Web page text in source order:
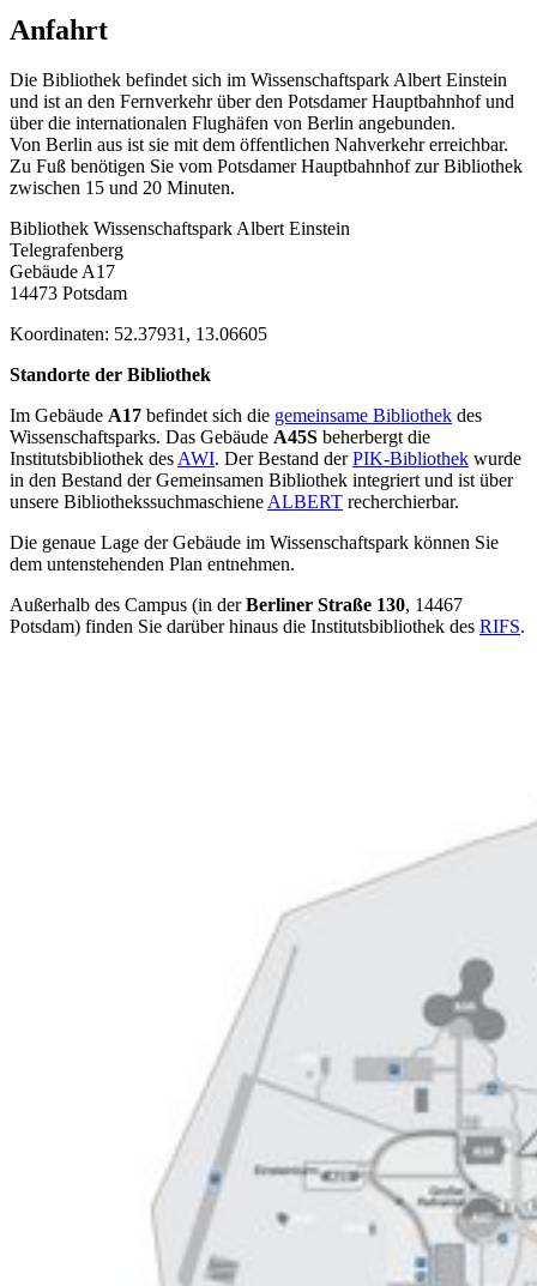
Anfahrt
Die Bibliothek befindet sich im Wissenschaftspark Albert Einstein
und ist an den Fernverkehr über den Potsdamer Hauptbahnhof und
über die internationalen Flughäfen von Berlin angebunden.
Von Berlin aus ist sie mit dem öffentlichen Nahverkehr erreichbar.
Zu Fuß benötigen Sie vom Potsdamer Hauptbahnhof zur Bibliothek
zwischen 15 und 20 Minuten.
Bibliothek Wissenschaftspark Albert Einstein
Telegrafenberg
Gebäude A17
14473 Potsdam
Koordinaten: 52.37931, 13.06605
Standorte der Bibliothek
Im Gebäude A17 befindet sich die gemeinsame Bibliothek des
Wissenschaftsparks. Das Gebäude A45S beherbergt die
Institutsbibliothek desAWI. Der Bestand derPIK-Bibliothek wurde
in den Bestand der Gemeinsamen Bibliothek integriert und ist über
unsere BibliothekssuchmaschieneALBERT recherchierbar.
Die genaue Lage der Gebäude im Wissenschaftspark können Sie
dem untenstehenden Plan entnehmen.
Außerhalb des Campus (in derBerliner Straße 130, 14467
Potsdam) finden Sie darüber hinaus die Institutsbibliothek des RIFS.